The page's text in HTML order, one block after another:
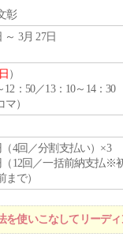
彰
～ 3月 27日
日 ）
12：50／13：10～14：30
マ）
（4回／分割支払い）×3
（12回／一括前納支払※
まで）
使いこなしてリーディ